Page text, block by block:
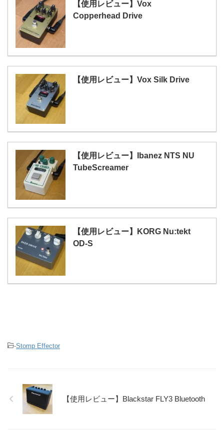
【使用レビュー】Vox
Copperhead Drive
【使用レビュー】Vox Silk Drive
【使用レビュー】Ibanez NTS NU
TubeScreamer
【使用レビュー】KORG Nu:tekt
OD-S
-Stomp Effector
【使用レビュー】Blackstar FLY3 Bluetooth